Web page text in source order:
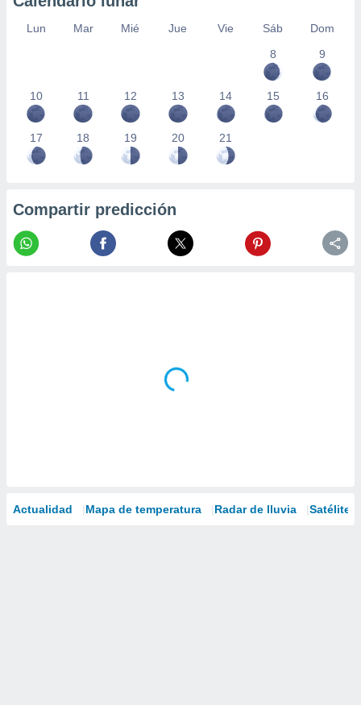
Lun Mar Mié Jue Vie Sáb
Dom
8
9
10 11 12 13 14 15 16
17 18 19 20 21
Compartir predicción
Actualidad Mapa de temperatura Radar de lluvia Satélites